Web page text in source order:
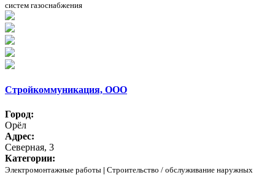
систем газоснабжения
Стройкоммуникация, ООО
Город:
Орёл
Адрес:
Северная, 3
Категории:
Электромонтажные работы | Строительство / обслуживание наружных